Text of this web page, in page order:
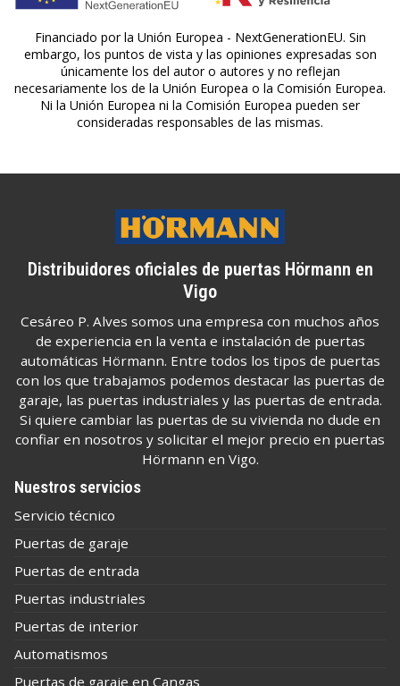
Financiado por la Unión Europea - NextGenerationEU. Sin
embargo, los puntos de vista y las opiniones expresadas son
únicamente los del autor o autores y no reflejan
necesariamente los de la Unión Europea o la Comisión Europea.
Ni la Unión Europea ni la Comisión Europea pueden ser
consideradas responsables de las mismas.
Distribuidores oficiales de puertas Hörmann en
Vigo
Cesáreo P. Alves somos una empresa con muchos años
de experiencia en la venta e instalación de puertas
automáticas Hörmann. Entre todos los tipos de puertas
con los que trabajamos podemos destacar las puertas de
garaje, las puertas industriales y las puertas de entrada.
Si quiere cambiar las puertas de su vivienda no dude en
confiar en nosotros y solicitar el mejor precio en puertas
Hörmann en Vigo.
Nuestros servicios
Servicio técnico
Puertas de garaje
Puertas de entrada
Puertas industriales
Puertas de interior
Automatismos
Puertas de garaje en Cangas